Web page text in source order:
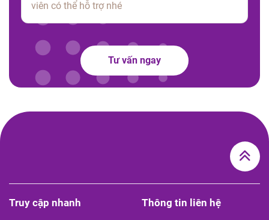
Tư vấn ngay
Truy cập nhanh Thông tin liên hệ